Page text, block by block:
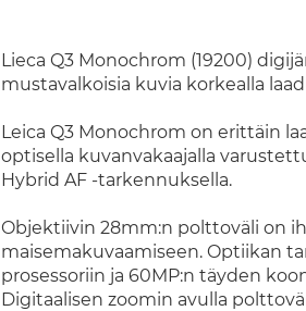
Lieca Q3 Monochrom (19200)
mustavalkoisia kuvia korkealla
Leica Q3 Monochrom on erittäin
optisella kuvanvakaajalla
Hybrid AF -tarkennuksella.
Objektiivin 28mm:n polttoväli on
maisemakuvaamiseen. Optiikan
prosessoriin ja 60MP:n täyden
Digitaalisen zoomin avulla